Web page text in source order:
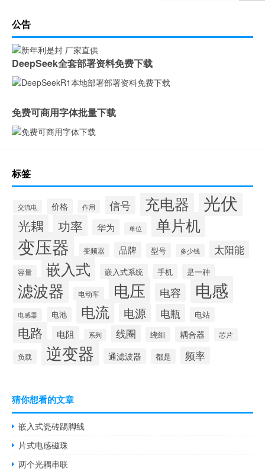
公告
DeepSeek全套部署资料免费下载
免费可商用字体批量下载
标签
交流电 价格 作用 信号 充电器 光伏
光耦 功率 华为 单位 单片机
变压器 变频器 品牌 型号 多少钱 太阳能
容量 嵌入式 嵌入式系统 手机 是一种
滤波器 电动车 电压 电容 电感
电感器 电池 电流 电源 电瓶 电站
电路 电阻 系列 线圈 绕组 耦合器 芯片
负载 逆变器 通滤波器 都是 频率
猜你想看的文章
嵌入式瓷砖踢脚线
片式电感磁珠
两个光耦串联